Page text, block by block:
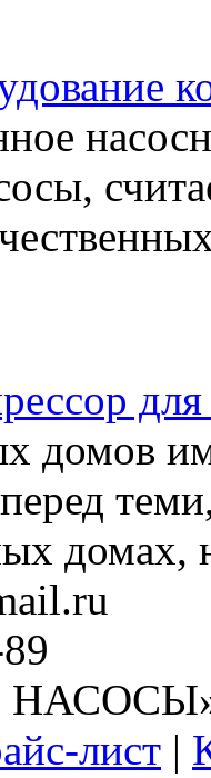
для
домов
домах,
лист |